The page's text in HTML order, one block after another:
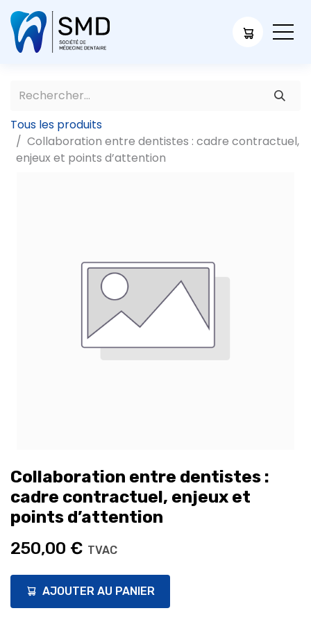
Tous les produits
Collaboration entre dentistes : cadre contractuel,
enjeux et points d’attention
Collaboration entre dentistes :
cadre contractuel, enjeux et
points d’attention
250,00 € TVAC
AJOUTER AU PANIER